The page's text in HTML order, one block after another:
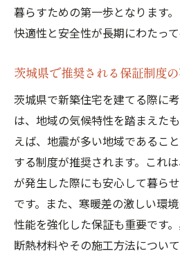
暮らすための第一歩となります
快適性と安全性が長期にわたって
茨城県で推奨される保証制度
茨城県で新築住宅を建てる際に
は、地域の気候特性を踏まえた
えば、地震が多い地域であるこ
する制度が推奨されます。これ
が発生した際にも安心して暮ら
です。また、寒暖差の激しい環
性能を強化した保証も重要です
断熱材料やその施工方法につい